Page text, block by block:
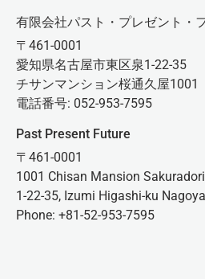
有限会社パスト・プレゼント・
〒461-0001
愛知県名古屋市東区泉1-22-35
チサンマンション桜通久屋1001
電話番号: 052-953-7595
Past Present Future
〒461-0001
1001 Chisan Mansion
1-22-35, Izumi Higashi-ku
Phone: +81-52-953-7595